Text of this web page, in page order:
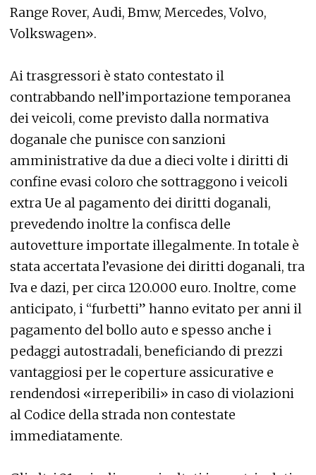
Range Rover, Audi, Bmw, Mercedes, Volvo,
Volkswagen».
Ai trasgressori è stato contestato il
contrabbando nell’importazione temporanea
dei veicoli, come previsto dalla normativa
doganale che punisce con sanzioni
amministrative da due a dieci volte i diritti di
confine evasi coloro che sottraggono i veicoli
extra Ue al pagamento dei diritti doganali,
prevedendo inoltre la confisca delle
autovetture importate illegalmente. In totale è
stata accertata l’evasione dei diritti doganali, tra
Iva e dazi, per circa 120.000 euro. Inoltre, come
anticipato, i “furbetti” hanno evitato per anni il
pagamento del bollo auto e spesso anche i
pedaggi autostradali, beneficiando di prezzi
vantaggiosi per le coperture assicurative e
rendendosi «irreperibili» in caso di violazioni
al Codice della strada non contestate
immediatamente.